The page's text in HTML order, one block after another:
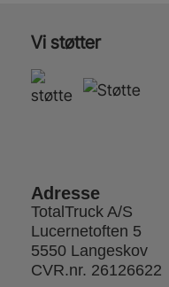
Vi støtter
Adresse
TotalTruck A/S
Lucernetoften 5
5550 Langeskov
CVR.nr. 26126622